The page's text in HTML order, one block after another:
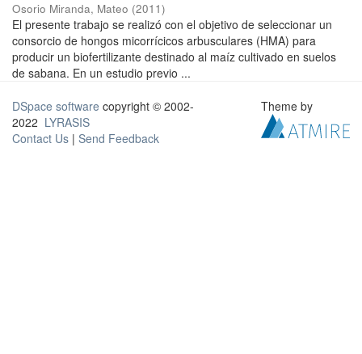
Osorio Miranda, Mateo (2011)
El presente trabajo se realizó con el objetivo de seleccionar un
consorcio de hongos micorrícicos arbusculares (HMA) para
producir un biofertilizante destinado al maíz cultivado en suelos
de sabana. En un estudio previo ...
DSpace software copyright © 2002-
2022 LYRASIS
Contact Us | Send Feedback
Theme by